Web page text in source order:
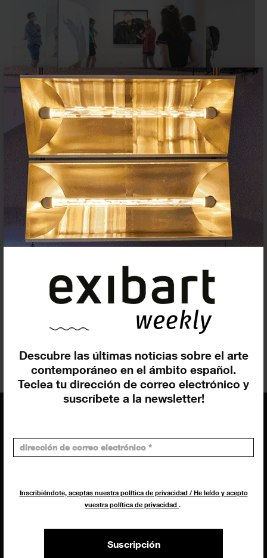
Descubre las últimas noticias sobre el arte
contemporáneo en el ámbito español.
Teclea tu dirección de correo electrónico y
suscríbete a la newsletter!
Inscribiéndote, aceptas nuestra política de privacidad / He leído y acepto
vuestra política de privacidad .
Suscripción
×
Las galerías del circuito Trafalgar
(Barcelona) colaboran en una gran
inauguración
ACTUALIDAD 23 ENERO 2024
Dilalica (Barcelona) acoge ‘Te
enseñaré todo lo que he visto’
EXPOSICIONES 5 JULIO 2023
EQUIPO
Federico Pazzagli
Carolina Ciuti